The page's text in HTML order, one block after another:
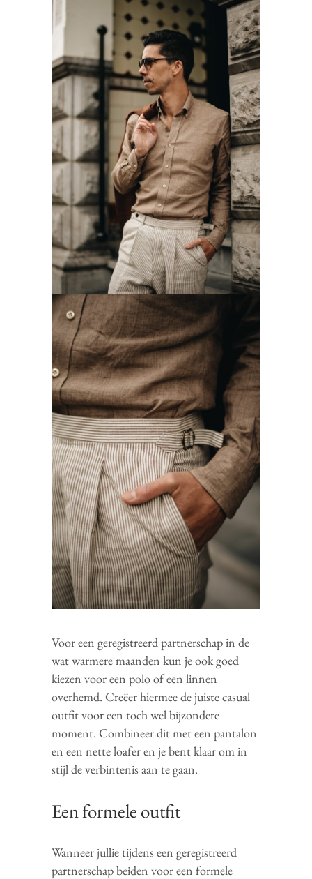
Voor een geregistreerd partnerschap in de
wat warmere maanden kun je ook goed
kiezen voor een polo of een linnen
overhemd. Creëer hiermee de juiste casual
outfit voor een toch wel bijzondere
moment. Combineer dit met een pantalon
en een nette loafer en je bent klaar om in
stijl de verbintenis aan te gaan.
Een formele outfit
Wanneer jullie tijdens een geregistreerd
partnerschap beiden voor een formele